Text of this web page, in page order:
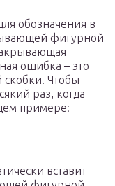
обозначения в
фигурной
ошибка – это
Чтобы
раз, когда
примере:
вставит